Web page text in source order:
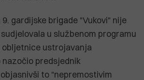
gardijske brigade "Vukovi" nije
u službenom programu
obljetnice ustrojavanja
nazočio predsjednik
to "nepremostivim